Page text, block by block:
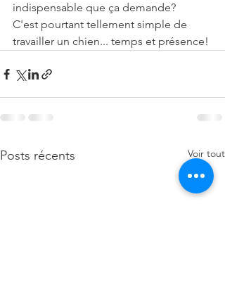
indispensable que ça demande?
C'est pourtant tellement simple de
travailler un chien... temps et présence!
Posts récents Voir tout